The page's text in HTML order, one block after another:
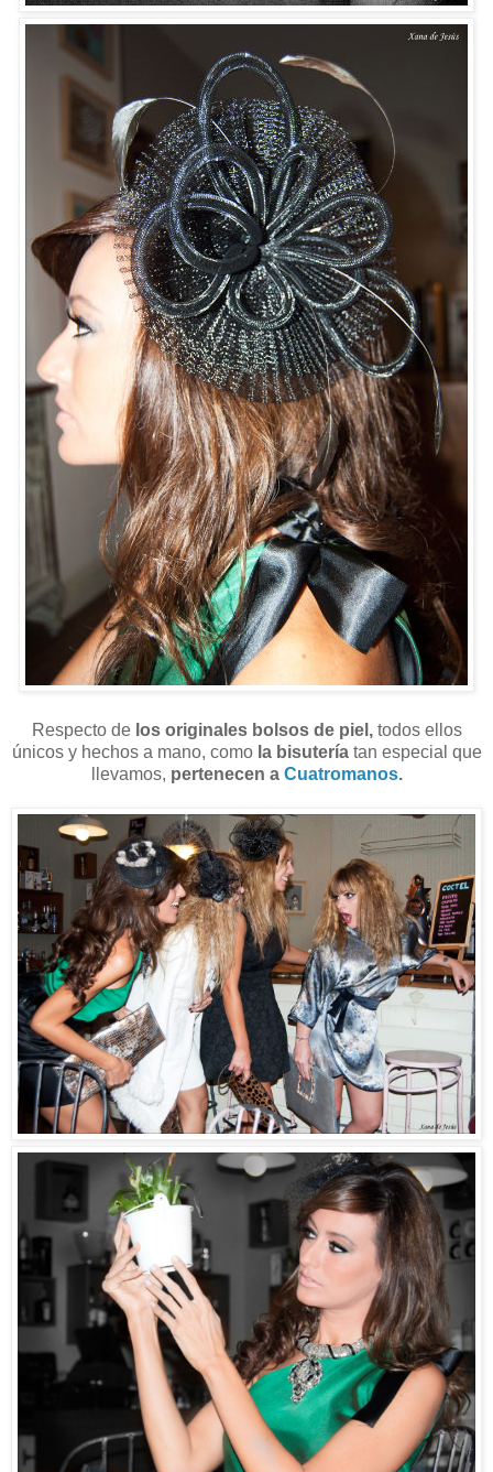
Respecto de los originales bolsos de piel,todos ellos
únicos y hechos a mano, comola bisutería tan especial que
llevamos, pertenecen a Cuatromanos.